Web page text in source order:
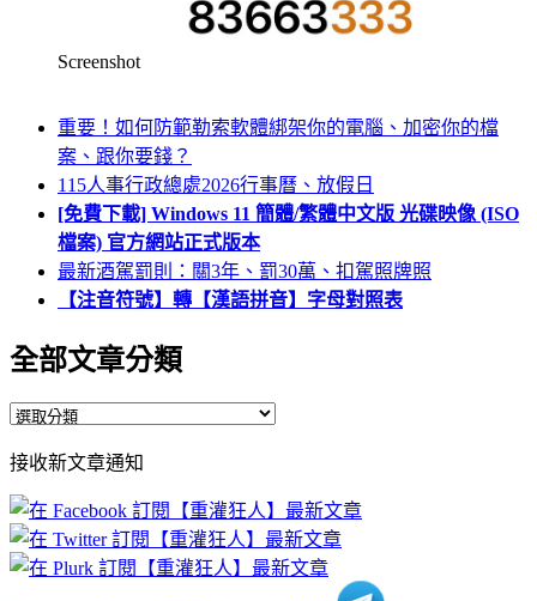
Screenshot
重要！如何防範勒索軟體綁架你的電腦、加密你的檔
案、跟你要錢？
115人事行政總處2026行事曆、放假日
[免費下載] Windows 11 簡體/繁體中文版 光碟映像 (ISO
檔案) 官方網站正式版本
最新酒駕罰則：關3年、罰30萬、扣駕照牌照
【注音符號】轉【漢語拼音】字母對照表
全部文章分類
全
文
章
分
類
接收新文章通知